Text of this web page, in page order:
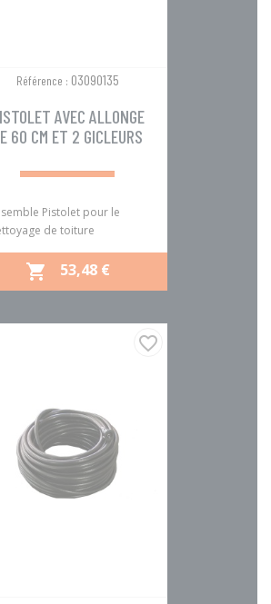
Référence : 03090135
AVEC ALLONGE
60 CM ET 2 GICLEURS
Pistolet pour le
de toiture
 PRIX
53,48 €
favorite_border